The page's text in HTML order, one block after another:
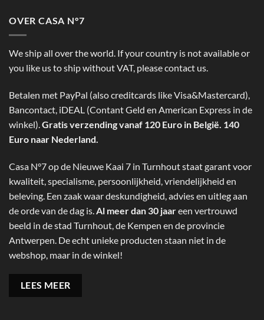
OVER CASA N°7
We ship all over the world. If your country is not available or
you like us to ship without VAT, please contact us.
Betalen met PayPal (also creditcards like Visa&Mastercard),
Bancontact, iDEAL (Contant Geld en American Express in de
winkel). Gratis verzending vanaf 120 Euro in België. 140
Euro naar Nederland.
Casa N°7 op de Nieuwe Kaai 7 in Turnhout staat garant voor
kwaliteit, specialisme, persoonlijkheid, vriendelijkheid en
beleving. Een zaak waar deskundigheid, advies en uitleg aan
de orde van de dag is. Al meer dan 30 jaareen vertrouwd
beeld in de stad Turnhout, de Kempen en de provincie
Antwerpen. De echt unieke producten staan niet in de
webshop, maar in de winkel!
LEES MEER